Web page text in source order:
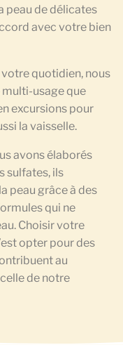
peau de délicates
avec votre bien
votre quotidien, nous
multi-usage que
excursions pour
la vaisselle.
avons élaborés
sulfates, ils
peau grâce à des
qui ne
Choisir votre
opter pour des
au
de notre